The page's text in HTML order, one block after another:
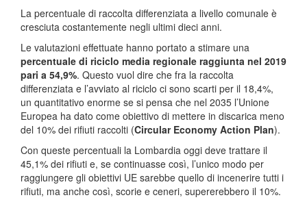
La percentuale di raccolta differenziata a livello comunale è
cresciuta costantemente negli ultimi dieci anni.
Le valutazioni effettuate hanno portato a stimare una
percentuale di riciclo media regionale raggiunta nel 2019
pari a 54,9%. Questo vuol dire che fra la raccolta
differenziata e l’avviato al riciclo ci sono scarti per il 18,4%,
un quantitativo enorme se si pensa che nel 2035 l’Unione
Europea ha dato come obiettivo di mettere in discarica meno
del 10% dei rifiuti raccolti (Circular Economy Action Plan).
Con queste percentuali la Lombardia oggi deve trattare il
45,1% dei rifiuti e, se continuasse così, l’unico modo per
raggiungere gli obiettivi UE sarebbe quello di incenerire tutti i
rifiuti, ma anche così, scorie e ceneri, supererebbero il 10%.